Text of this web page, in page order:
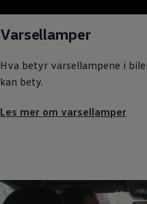
Varsellamper
Hva betyr varsellampene i
kan bety.
Les mer om varsellamper